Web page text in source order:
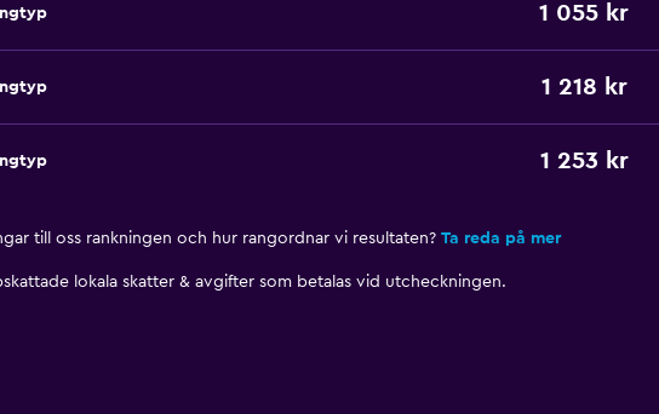
1 055 kr
1 218 kr
1 253 kr
till oss rankningen och hur rangordnar vi resultaten? Ta reda på mer
lokala skatter & avgifter som betalas vid utcheckningen.